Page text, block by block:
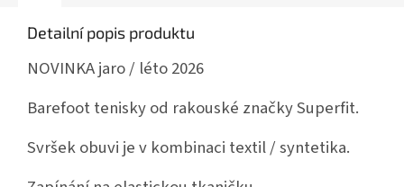
Detailní popis produktu
NOVINKA jaro / léto 2026
Barefoot tenisky od rakouské značky Superfit.
Svršek obuvi je v kombinaci textil / syntetika.